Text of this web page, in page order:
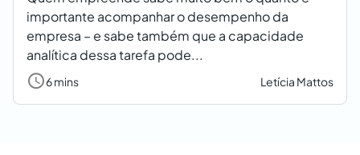
importante acompanhar o desempenho da
empresa – e sabe também que a capacidade
analítica dessa tarefa pode...
6 mins Letícia Mattos